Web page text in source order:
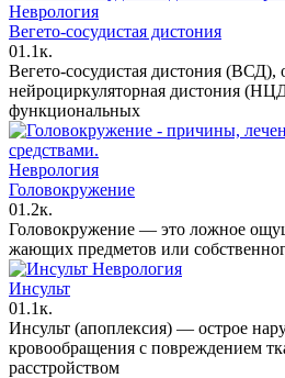
Неврология
Вегето-сосудистая дистония
01.1к.
Вегето-сосудистая дистония
нейроциркуляторная дистония
функциональных
Неврология
Головокружение
01.2к.
Головокружение — это ложное
жающих предметов или
Неврология
Инсульт
01.1к.
Инсульт (апоплексия) — острое
кровообращения с повреждением
расстройством